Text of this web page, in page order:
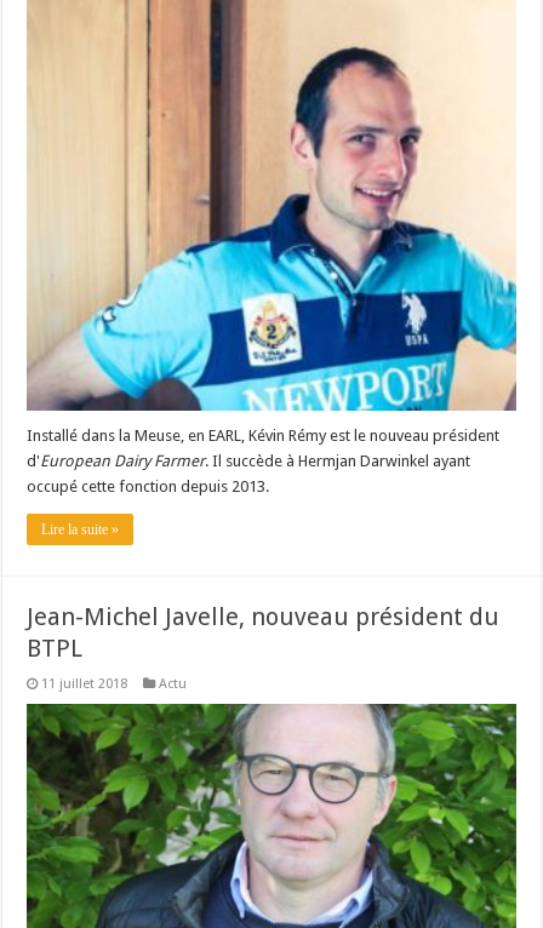
Installé dans la Meuse, en EARL, Kévin Rémy est le nouveau président
d'European Dairy Farmer. Il succède à Hermjan Darwinkel ayant
occupé cette fonction depuis 2013.
Lire la suite »
Jean-Michel Javelle, nouveau président du
BTPL
11 juillet 2018 Actu